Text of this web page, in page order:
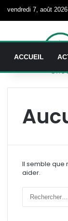
vendredi 7, août 2026
ACCUEIL
Il semble que
aider.